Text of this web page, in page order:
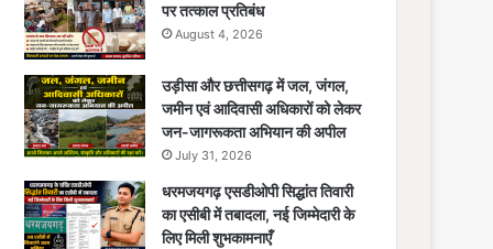
पर तत्काल प्रतिबंध
August 4, 2026
उड़ीसा और छत्तीसगढ़ में जल, जंगल,
जमीन एवं आदिवासी अधिकारों को लेकर
जन-जागरूकता अभियान की अपील
July 31, 2026
धरमजयगढ़ एसडीओपी सिद्धांत तिवारी
का एसीबी में तबादला, नई जिम्मेदारी के
लिए मिली शुभकामनाएँ